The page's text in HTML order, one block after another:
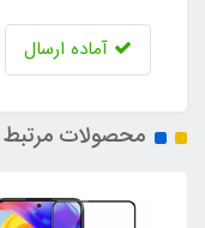
آماده ارسال
محصولات مرتبط